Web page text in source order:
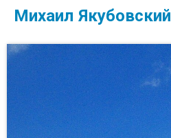
Михаил Якубовский